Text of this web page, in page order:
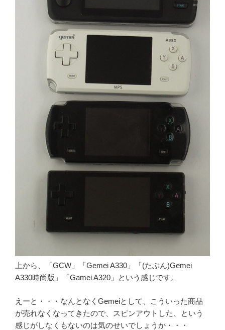
上から、「GCW」「Gemei A330」「(たぶん)Gemei
A330時尚版」「Gamei A320」という感じです。
えーと・・・なんとなくGemeiとして、こういった商品
が売れなくなってきたので、スピンアウトした、という
感じがしなくもないのは気のせいでしょうか・・・